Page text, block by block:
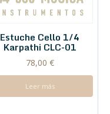
Estuche Cello 1/4
Karpathi CLC-01
78,00 €
Leer más